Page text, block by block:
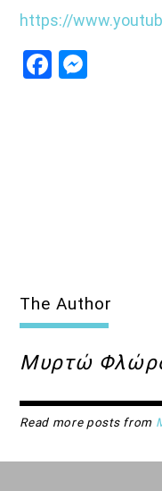
https://
Facebook
The Author
Μυρτώ
Read more posts from